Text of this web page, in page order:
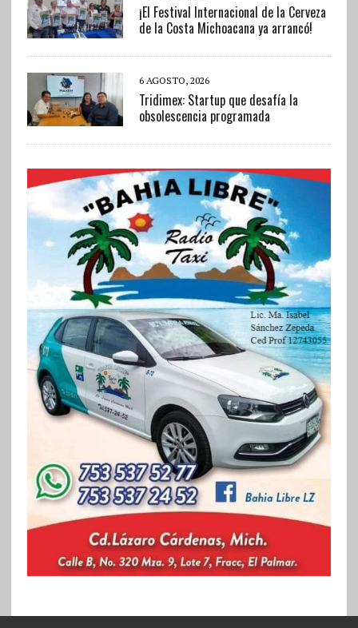
¡El Festival Internacional de la Cerveza
de la Costa Michoacana ya arrancó!
6 AGOSTO, 2026
Tridimex: Startup que desafía la
obsolescencia programada